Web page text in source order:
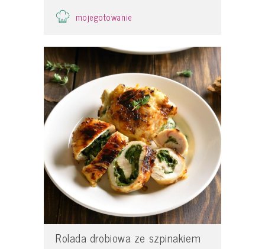
mojegotowanie
Rolada drobiowa ze szpinakiem